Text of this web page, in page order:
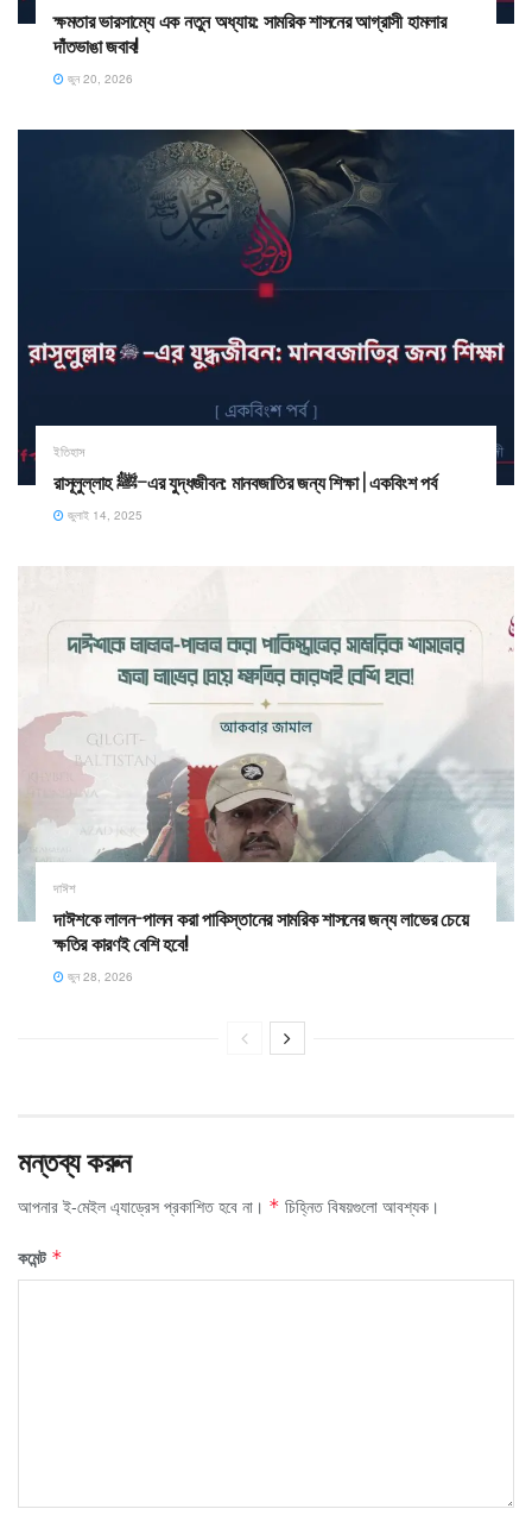
ক্ষমতার ভারসাম্যে এক নতুন অধ্যায়: সামরিক শাসনের আগ্রাসী হামলার
দাঁতভাঙা জবাব!
জুন 20, 2026
ইতিহাস
রাসূলুল্লাহ ﷺ–এর যুদ্ধজীবন: মানবজাতির জন্য শিক্ষা | একবিংশ পর্ব
জুলাই 14, 2025
দাঈশ
দাঈশকে লালন-পালন করা পাকিস্তানের সামরিক শাসনের জন্য লাভের চেয়ে
ক্ষতির কারণই বেশি হবে!
জুন 28, 2026
মন্তব্য করুন
আপনার ই-মেইল এ্যাড্রেস প্রকাশিত হবে না। * চিহ্নিত বিষয়গুলো আবশ্যক।
কমেন্ট *